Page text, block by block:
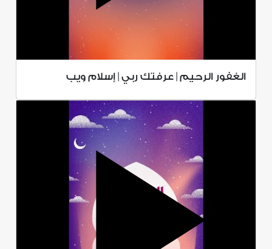
الغفور الرحيم | عرفتك ربي | إسلام ويب